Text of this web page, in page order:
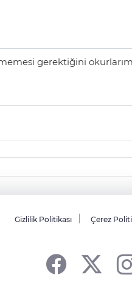
gerektiğini
Gizlilik Politikası Çerez